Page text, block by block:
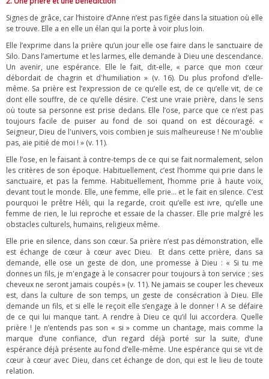
Signes de grâce, car l’histoire d’Anne n’est pas figée dans la situation où elle
se trouve. Elle a en elle un élan qui la porte à voir plus loin.
Elle l’exprime dans la prière qu’un jour elle ose faire dans le sanctuaire de
Silo. Dans l’amertume et les larmes, elle demande à Dieu une descendance.
Un avenir, une espérance. Elle le fait, dit-elle, « parce que mon cœur
débordait de chagrin et d'humiliation » (v. 16). Du plus profond d’elle-
même. Sa prière est l’expression de ce qu’elle est, de ce qu’elle vit, de ce
dont elle souffre, de ce qu’elle désire. C’est une vraie prière, dans le sens
où toute sa personne est prise dedans. Elle l’ose, parce que ce n’est pas
toujours facile de puiser au fond de soi quand on est découragé. «
Seigneur, Dieu de l'univers, vois combien je suis malheureuse ! Ne m'oublie
pas, aie pitié de moi ! » (v. 11).
Elle l’ose, en le faisant à contre-temps de ce qui se fait normalement, selon
les critères de son époque. Habituellement, c’est l’homme qui prie dans le
sanctuaire, et pas la femme. Habituellement, l’homme prie à haute voix,
devant tout le monde. Elle, une femme, elle prie… et le fait en silence. C’est
pourquoi le prêtre Héli, qui la regarde, croit qu’elle est ivre, qu’elle une
femme de rien, le lui reproche et essaie de la chasser. Elle prie malgré les
obstacles culturels, humains, religieux même.
Elle prie en silence, dans son cœur. Sa prière n’est pas démonstration, elle
est échange de cœur à cœur avec Dieu. Et dans cette prière, dans sa
demande, elle ose un geste de don, une promesse à Dieu : « Si tu me
donnes un fils, je m'engage à le consacrer pour toujours à ton service ; ses
cheveux ne seront jamais coupés » (v. 11). Ne jamais se couper les cheveux
est, dans la culture de son temps, un geste de consécration à Dieu. Elle
demande un fils, et si elle le reçoit elle s’engage à le donner ! A se défaire
de ce qui lui manque tant. A rendre à Dieu ce qu’il lui accordera. Quelle
prière ! Je n’entends pas son « si » comme un chantage, mais comme la
marque d’une confiance, d’un regard déjà porté sur la suite, d’une
espérance déjà présente au fond d’elle-même. Une espérance qui se vit de
cœur à cœur avec Dieu, dans cet échange de don, qui est le lieu de toute
relation.